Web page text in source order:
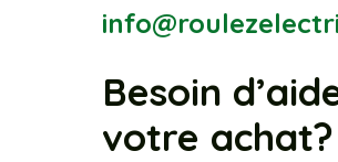
Besoin
votre achat?